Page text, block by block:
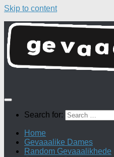
Skip to content
Search for:
Home
Gevaaalike Dames
Random Gevaaalikhede